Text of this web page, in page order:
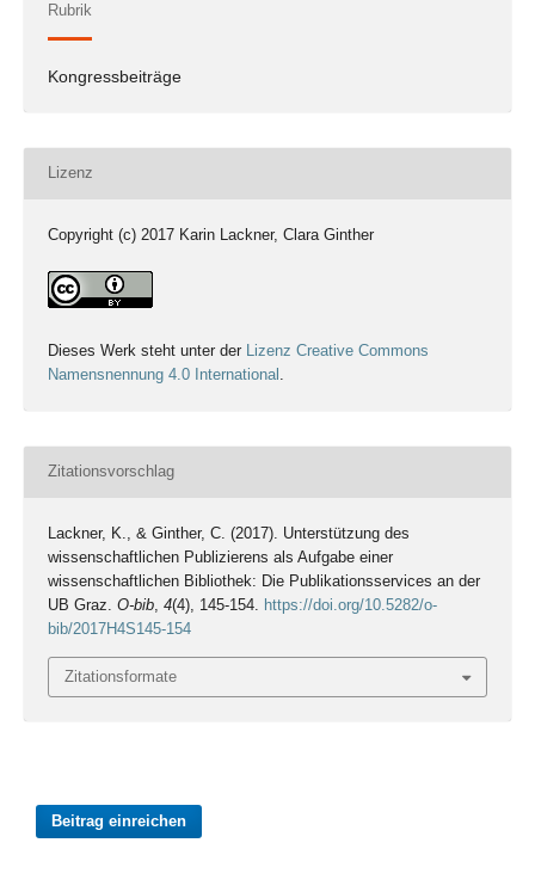
Rubrik
Kongressbeiträge
Lizenz
Copyright (c) 2017 Karin Lackner, Clara Ginther
Dieses Werk steht unter der
Lizenz Creative Commons
Namensnennung 4.0 International
Zitationsvorschlag
Lackner, K., & Ginther, C. (2017). Unterstützung des
wissenschaftlichen Publizierens als Aufgabe einer
wissenschaftlichen Bibliothek: Die Publikationsservices an der
UB Graz. O-bib, 4(4), 145-154.
https://doi.org/10.5282/o-
bib/2017H4S145-154
Zitationsformate
Beitrag einreichen